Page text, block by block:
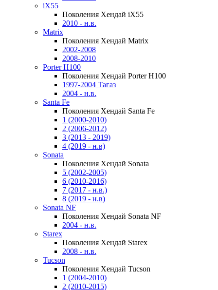
iX55
Поколения Хендай iX55
2010 - н.в.
Matrix
Поколения Хендай Matrix
2002-2008
2008-2010
Porter H100
Поколения Хендай Porter H100
1997-2004 Тагаз
2004 - н.в.
Santa Fe
Поколения Хендай Santa Fe
1 (2000-2010)
2 (2006-2012)
3 (2013 - 2019)
4 (2019 - н.в)
Sonata
Поколения Хендай Sonata
5 (2002-2005)
6 (2010-2016)
7 (2017 - н.в.)
8 (2019 - н.в)
Sonata NF
Поколения Хендай Sonata NF
2004 - н.в.
Starex
Поколения Хендай Starex
2008 - н.в.
Tucson
Поколения Хендай Tucson
1 (2004-2010)
2 (2010-2015)